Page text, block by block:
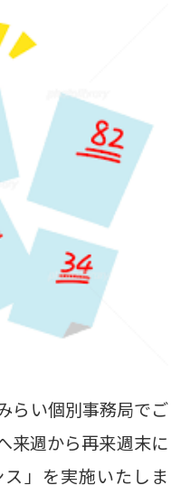
、他塾との違いを実
らい個別事務局でご
来週から再来週末に
」を実施いたしま